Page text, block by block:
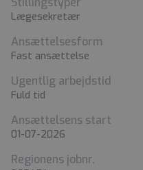
Lægesekretær
Ansættelsesform
Fast ansættelse
Ugentlig arbejdstid
Fuld tid
Ansættelsens start
01-07-2026
Regionens jobnr.